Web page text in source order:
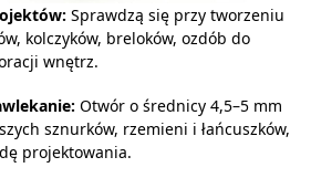
Sprawdzą się przy tworzeniu
kolczyków, breloków, ozdób do
wnętrz.
Otwór o średnicy 4,5–5 mm
sznurków, rzemieni i łańcuszków,
projektowania.